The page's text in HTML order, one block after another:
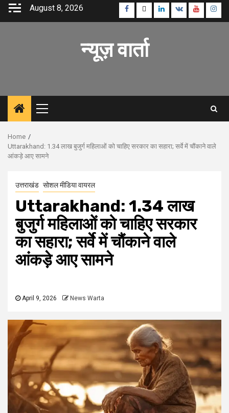
Skip
August 8, 2026 Facebook
TwitterLinkedin
VK Youtube
न्यूज़ वार्ता
Primary
Menu
Home
Uttarakhand: 1.34 लाख बुजुर्ग महिलाओं को चाहिए सरकार का सहारा; सर्वे में चौंकाने वाले
आंकड़े आए सामने
उत्तराखंड सोशल मीडिया वायरल
Uttarakhand: 1.34 लाख
बुजुर्ग महिलाओं को चाहिए सरकार
का सहारा; सर्वे में चौंकाने वाले
आंकड़े आए सामने
April 9, 2026 News Warta